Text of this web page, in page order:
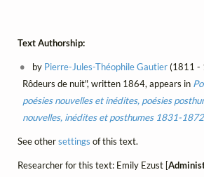
Text Authorship:
by Pierre-Jules-Théophile Gautier(1811 -
Rôdeurs de nuit", written 1864, appears in
poésies nouvelles et inédites, poésies
nouvelles, inédites et posthumes 1831-1872
See othersettings of this text.
Researcher for this text: Emily Ezust [